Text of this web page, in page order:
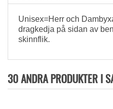
Unisex=Herr och
dragkedja på sidan av
skinnflik.
30 ANDRA PRODUKTER I